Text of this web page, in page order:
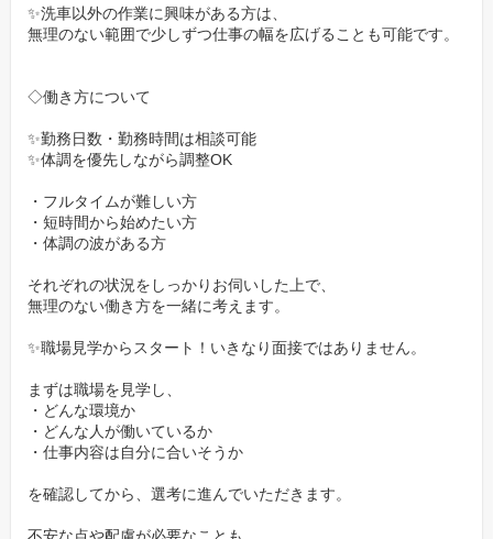
✨洗車以外の作業に興味がある方は、
無理のない範囲で少しずつ仕事の幅を広げることも可能です。
◇働き方について
✨勤務日数・勤務時間は相談可能
✨体調を優先しながら調整OK
・フルタイムが難しい方
・短時間から始めたい方
・体調の波がある方
それぞれの状況をしっかりお伺いした上で、
無理のない働き方を一緒に考えます。
✨職場見学からスタート！いきなり面接ではありません。
まずは職場を見学し、
・どんな環境か
・どんな人が働いているか
・仕事内容は自分に合いそうか
を確認してから、選考に進んでいただきます。